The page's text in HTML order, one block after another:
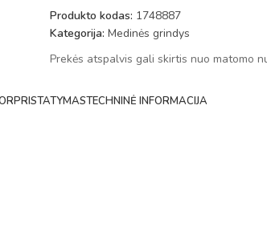
Produkto kodas: 1748887
Kategorija: Medinės grindys
Prekės atspalvis gali skirtis nuo matomo
PRISTATYMASTECHNINĖ INFORMACIJA